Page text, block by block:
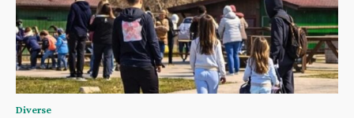
Diverse